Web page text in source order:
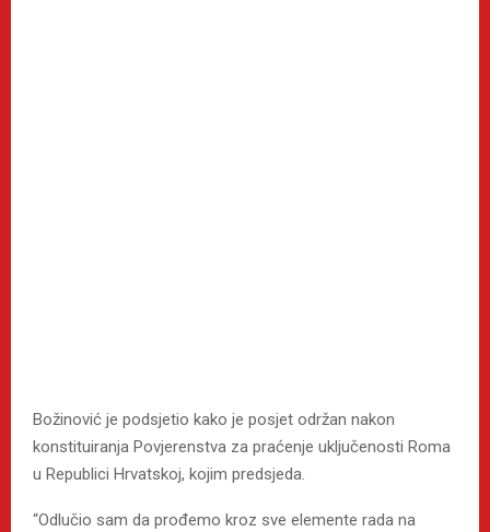
Božinović je podsjetio kako je posjet održan nakon
konstituiranja Povjerenstva za praćenje uključenosti Roma
u Republici Hrvatskoj, kojim predsjeda.
“Odlučio sam da prođemo kroz sve elemente rada na